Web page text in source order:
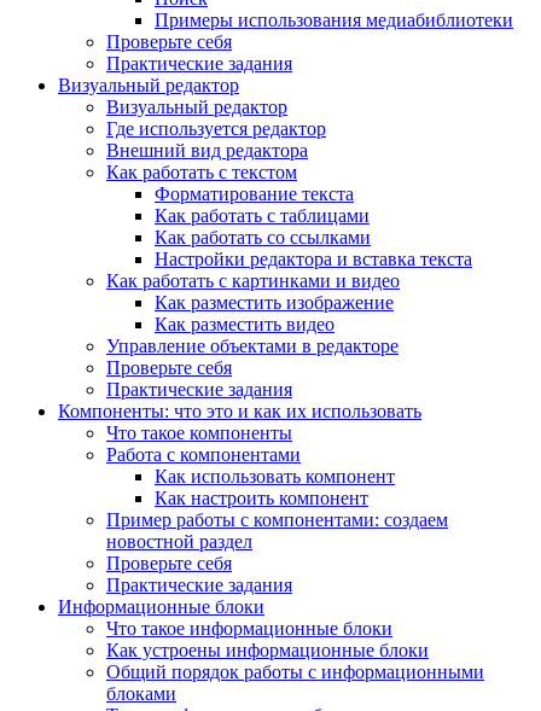
Примеры использования медиабиблиотеки
Проверьте себя
Практические задания
Визуальный редактор
Визуальный редактор
Где используется редактор
Внешний вид редактора
Как работать с текстом
Форматирование текста
Как работать с таблицами
Как работать со ссылками
Настройки редактора и вставка текста
Как работать с картинками и видео
Как разместить изображение
Как разместить видео
Управление объектами в редакторе
Проверьте себя
Практические задания
Компоненты: что это и как их использовать
Что такое компоненты
Работа с компонентами
Как использовать компонент
Как настроить компонент
Пример работы с компонентами: создаем
новостной раздел
Проверьте себя
Практические задания
Информационные блоки
Что такое информационные блоки
Как устроены информационные блоки
Общий порядок работы с информационными
блоками